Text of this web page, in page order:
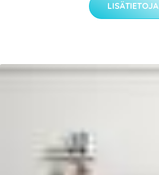
LISÄTIETOJA